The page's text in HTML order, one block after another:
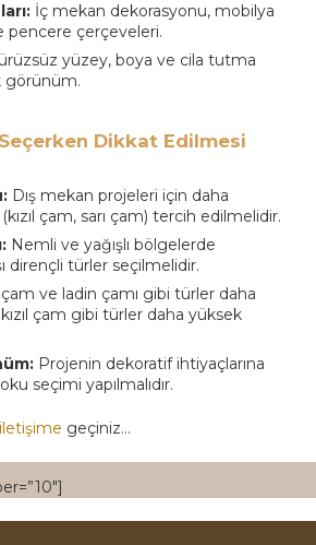
İç mekan dekorasyonu, mobilya
pencere çerçeveleri.
yüzey, boya ve cila tutma
görünüm.
Dikkat Edilmesi
Dış mekan projeleri için daha
çam, sarı çam) tercih edilmelidir.
Nemli ve yağışlı bölgelerde
dirençli türler seçilmelidir.
ve ladin çamı gibi türler daha
çam gibi türler daha yüksek
Projenin dekoratif ihtiyaçlarına
seçimi yapılmalıdır.
iletişime geçiniz…